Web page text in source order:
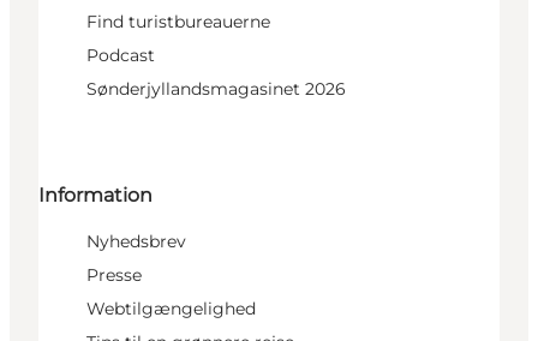
Find turistbureauerne
Podcast
Sønderjyllandsmagasinet 2026
Information
Nyhedsbrev
Presse
Webtilgængelighed